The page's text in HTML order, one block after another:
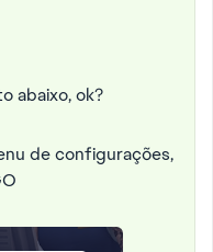
abaixo, ok?
de configurações,